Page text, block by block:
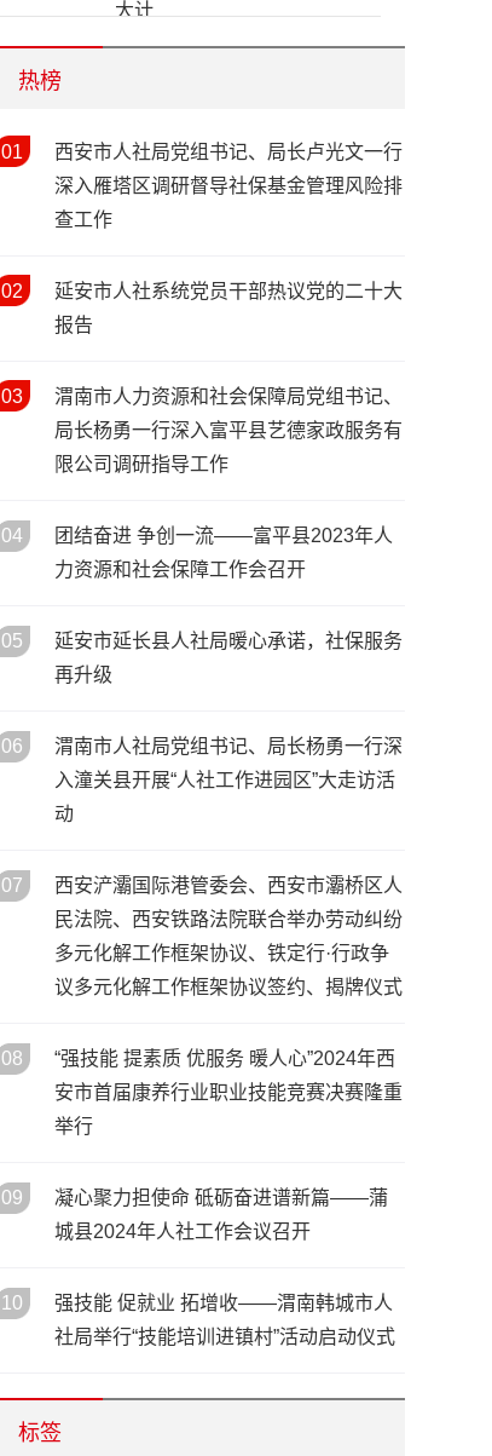
大计
全省依法行政和劳动保障监察
12 / 02月
情暖新春 关怀同行——陕西省
问活动
暨就业援助季（春暖农民工）
五”开局人社发展新蓝图
/ 02月
春风送岗暖秦巴 协作赋能促就
暨就业援助季启动仪式在安康
热榜
01
西安市人社局党组书记、局长卢光文一行
深入雁塔区调研督导社保基金管理风险排
查工作
02
延安市人社系统党员干部热议党的二十大
报告
03
渭南市人力资源和社会保障局党组书记、
局长杨勇一行深入富平县艺德家政服务有
限公司调研指导工作
04
团结奋进 争创一流——富平县2023年人
力资源和社会保障工作会召开
05
延安市延长县人社局暖心承诺，社保服务
再升级
06
渭南市人社局党组书记、局长杨勇一行深
入潼关县开展“人社工作进园区”大走访活
动
07
西安浐灞国际港管委会、西安市灞桥区人
民法院、西安铁路法院联合举办劳动纠纷
多元化解工作框架协议、铁定行·行政争
议多元化解工作框架协议签约、揭牌仪式
08
“强技能 提素质 优服务 暖人心”2024年西
安市首届康养行业职业技能竞赛决赛隆重
举行
09
凝心聚力担使命 砥砺奋进谱新篇——蒲
城县2024年人社工作会议召开
10
强技能 促就业 拓增收——渭南韩城市人
社局举行“技能培训进镇村”活动启动仪式
标签